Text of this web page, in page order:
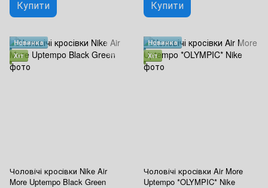
Купити Купити
Новинка
Хіт
Чоловічі кросівки Nike Air
More Uptempo Black Green
Новинка
Хіт
Чоловічі кросівки Air More
Uptempo *OLYMPIC* Nike